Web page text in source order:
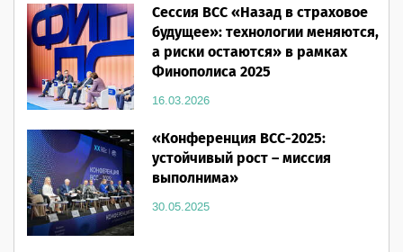
Сессия ВСС «Назад в страховое
будущее»: технологии меняются,
а риски остаются» в рамках
Финополиса 2025
16.03.2026
«Конференция ВСС-2025:
устойчивый рост – миссия
выполнима»
30.05.2025